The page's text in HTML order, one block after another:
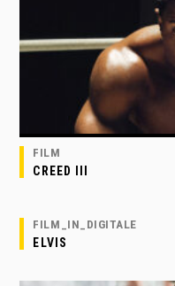
FILM
CREED III
FILM_IN_DIGITALE
ELVIS